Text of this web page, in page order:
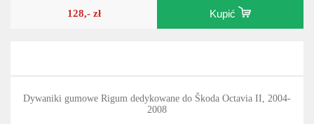
128,- zł Kupić
Dywaniki gumowe Rigum dedykowane do Škoda Octavia II, 2004-
2008